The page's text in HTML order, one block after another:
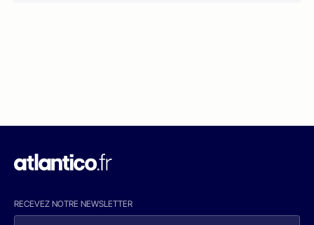
RECEVEZ NOTRE NEWSLETTER